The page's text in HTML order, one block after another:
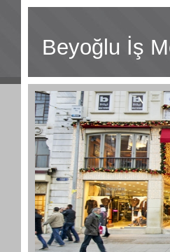
Beyoğlu İş